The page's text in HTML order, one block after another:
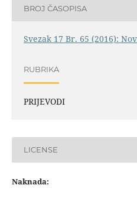
BROJ ČASOPISA
Svezak 17 Br. 65 (2016):
RUBRIKA
PRIJEVODI
LICENSE
Naknada: